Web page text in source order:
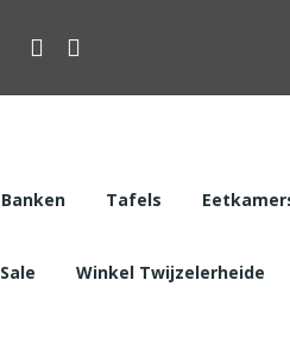
Banken Tafels
Sale Winkel Twijzelerheide